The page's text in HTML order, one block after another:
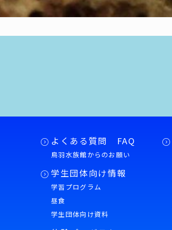
よくある質問 FAQ
鳥羽水族館からのお願い
学生団体向け情報
学習プログラム
昼食
学生団体向け資料